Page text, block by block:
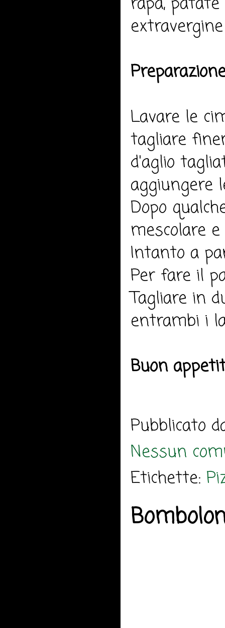
Lavare le
tagliare
d'aglio
aggiungere
Dopo
mescolare
Intanto a
Per fare il
Tagliare in
entrambi i
Buon
Pubblicato
Nessun
Etichette: